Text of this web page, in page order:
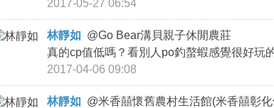
2017-05-27 06:54
林靜如 @Go Bear溝貝親子休閒農莊
真的cp值低嗎？看別人po釣螯蝦感覺很好玩
2017-04-06 09:08
林靜如 @米香囍懷舊農村生活館(米香囍彰